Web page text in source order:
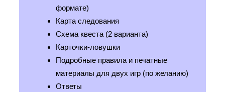
формате)
Карта следования
Схема квеста (2 варианта)
Карточки-ловушки
Подробные правила и печатные
материалы для двух игр (по желанию)
Ответы